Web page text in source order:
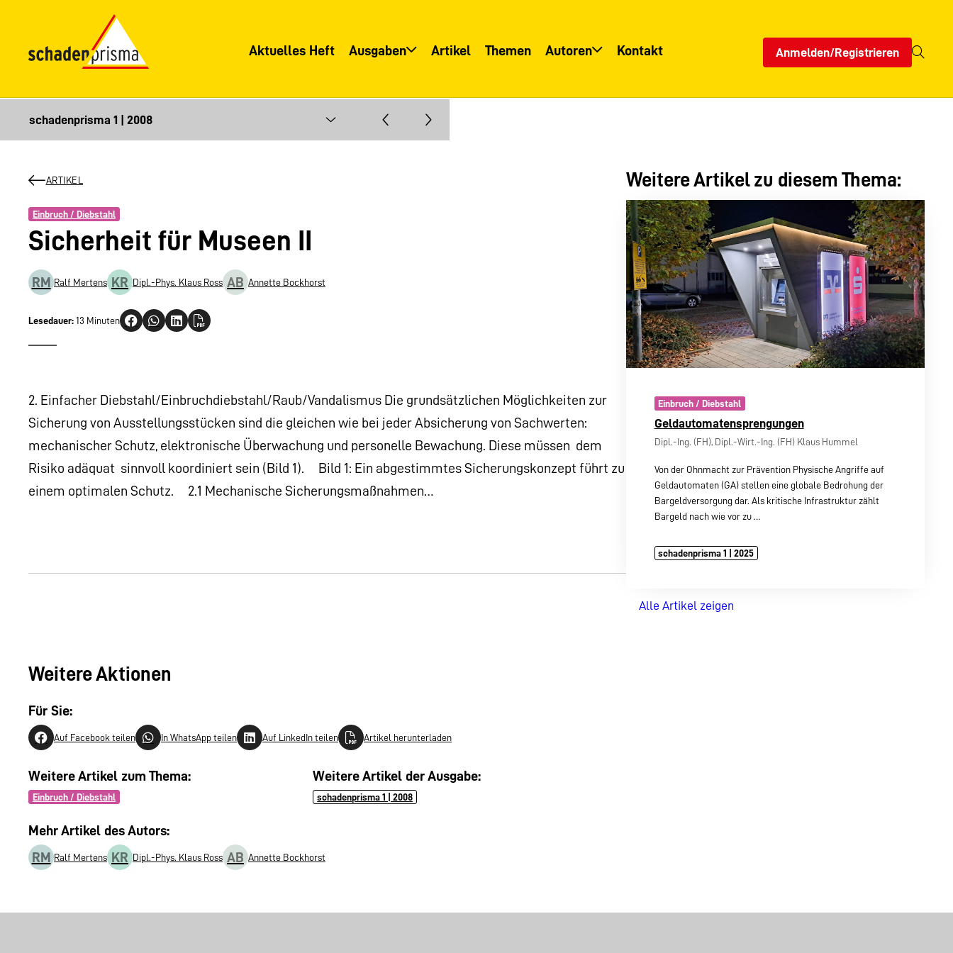
Aktuelles Heft Ausgaben
Informationsservice
Artikel Themen Autoren Kontakt Anmelden/Registrieren
ARTIKEL
Einbruch / Diebstahl
Sicherheit für Museen II
RM Ralf Mertens KR Dipl.-Phys. Klaus Ross AB Annette Bockhorst
Lesedauer: 13 Minuten
2. Einfacher Diebstahl/Einbruchdiebstahl/Raub/Vandalismus Die grundsätzlichen Möglichkeiten zur
Sicherung von Ausstellungsstücken sind die gleichen wie bei jeder Absicherung von Sachwerten:
mechanischer Schutz, elektronische Überwachung und personelle Bewachung. Diese müssen  dem
Risiko adäquat  sinnvoll koordiniert sein (Bild 1). Bild 1: Ein abgestimmtes Sicherungskonzept führt zu
einem optimalen Schutz. 2.1 Mechanische Sicherungsmaßnahmen…
Weitere Aktionen
Für Sie:
Auf Facebook teilen In WhatsApp teilen Auf LinkedIn teilen Artikel herunterladen
Weitere Artikel zum Thema:
Einbruch / Diebstahl
Weitere Artikel der Ausgabe:
schadenprisma 1 | 2008
Mehr Artikel des Autors:
RM
Ralf Mertens KR Dipl.-Phys. Klaus Ross AB Annette Bockhorst
Weitere Artikel zu diesem Thema:
Einbruch / Diebstahl
Geldautomatensprengungen
Dipl.-Ing. (FH), Dipl.-Wirt.-Ing. (FH) Klaus Hummel
Von der Ohnmacht zur Prävention Physische Angriffe auf
Geldautomaten (GA) stellen eine globale Bedrohung der
Bargeldversorgung dar. Als kritische Infrastruktur zählt
Bargeld nach wie vor zu
schadenprisma 1 | 2025
Alle Artikel zeigen